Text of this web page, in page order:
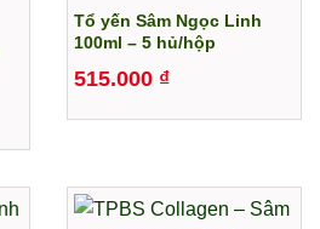
Tổ yến Sâm Ngọc Linh
100ml – 5 hủ/hộp
515.000 ₫